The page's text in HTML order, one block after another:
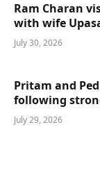
Ram Charan
with wife
July 30, 2026
Pritam and
following
July 29, 2026